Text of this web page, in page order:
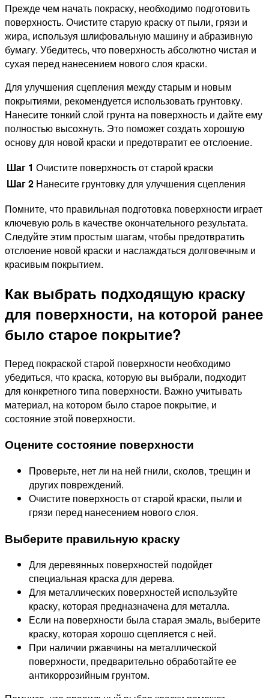
Прежде чем начать покраску, необходимо подготовить
поверхность. Очистите старую краску от пыли, грязи и
жира, используя шлифовальную машину и абразивную
бумагу. Убедитесь, что поверхность абсолютно чистая и
сухая перед нанесением нового слоя краски.
Для улучшения сцепления между старым и новым
покрытиями, рекомендуется использовать грунтовку.
Нанесите тонкий слой грунта на поверхность и дайте ему
полностью высохнуть. Это поможет создать хорошую
основу для новой краски и предотвратит ее отслоение.
Шаг 1 Очистите поверхность от старой краски
Шаг 2 Нанесите грунтовку для улучшения сцепления
Помните, что правильная подготовка поверхности играет
ключевую роль в качестве окончательного результата.
Следуйте этим простым шагам, чтобы предотвратить
отслоение новой краски и наслаждаться долговечным и
красивым покрытием.
Как выбрать подходящую краску
для поверхности, на которой ранее
было старое покрытие?
Перед покраской старой поверхности необходимо
убедиться, что краска, которую вы выбрали, подходит
для конкретного типа поверхности. Важно учитывать
материал, на котором было старое покрытие, и
состояние этой поверхности.
Оцените состояние поверхности
Проверьте, нет ли на ней гнили, сколов, трещин и
других повреждений.
Очистите поверхность от старой краски, пыли и
грязи перед нанесением нового слоя.
Выберите правильную краску
Для деревянных поверхностей подойдет
специальная краска для дерева.
Для металлических поверхностей используйте
краску, которая предназначена для металла.
Если на поверхности была старая эмаль, выберите
краску, которая хорошо сцепляется с ней.
При наличии ржавчины на металлической
поверхности, предварительно обработайте ее
антикоррозийным грунтом.